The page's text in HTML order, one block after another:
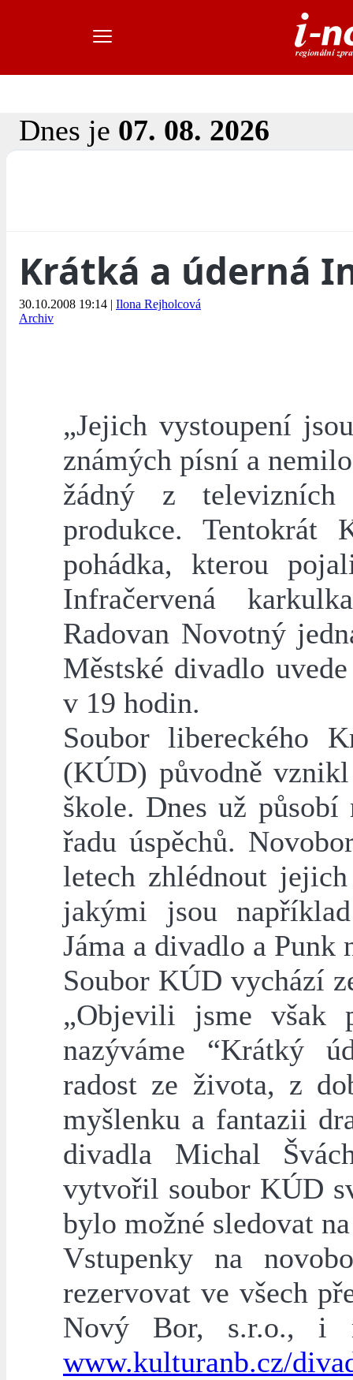
Dnes je 07. 08. 2026
Krátká a úderná
30.10.2008 19:14 | Ilona Rejholcová
Archiv
„Jejich vystoupení
známých písní a
žádný z
produkce. Tentokrát
pohádka, kterou
Infračervená
Radovan Novotný
Městské divadlo
v 19 hodin.
Soubor libereckého
(KÚD) původně
škole. Dnes už
řadu úspěchů.
letech zhlédnout
jakými jsou
Jáma a divadlo a Punk
Soubor KÚD vychází
„Objevili jsme však
nazýváme “Krátký
radost ze života, z
myšlenku a fantazii
divadla Michal
vytvořil soubor KÚD
bylo možné sledovat
Vstupenky na
rezervovat ve všech
Nový Bor, s.r.o., i
www.kulturanb.cz/